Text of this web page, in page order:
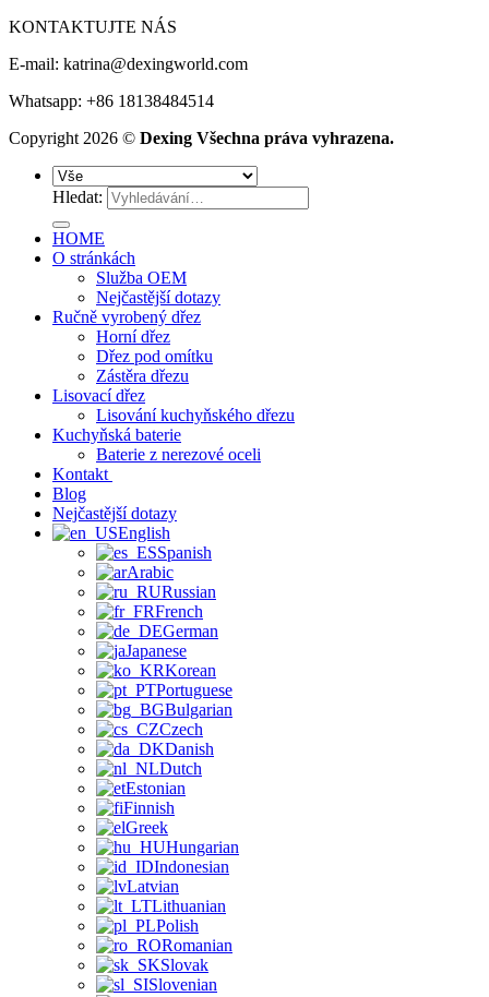
KONTAKTUJTE NÁS
E-mail: katrina@dexingworld.com
Whatsapp: +86 18138484514
Copyright 2026 © Dexing Všechna práva vyhrazena.
Hledat:
HOME
O stránkách
Služba OEM
Nejčastější dotazy
Ručně vyrobený dřez
Horní dřez
Dřez pod omítku
Zástěra dřezu
Lisovací dřez
Lisování kuchyňského dřezu
Kuchyňská baterie
Baterie z nerezové oceli
Kontakt
Blog
Nejčastější dotazy
English
Spanish
Arabic
Russian
French
German
Japanese
Korean
Portuguese
Bulgarian
Czech
Danish
Dutch
Estonian
Finnish
Greek
Hungarian
Indonesian
Latvian
Lithuanian
Polish
Romanian
Slovak
Slovenian